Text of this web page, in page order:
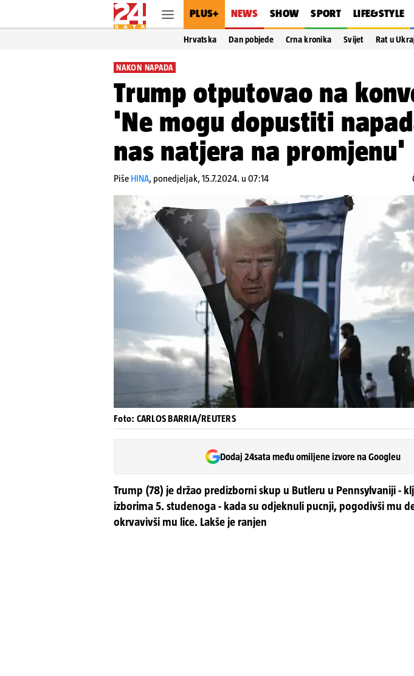
PLUS+ NEWS SHOW SPORT LIFE&STYLE
Hrvatska Dan pobjede Crna kronika Svijet Rat u
NAKON NAPADA
Trump otputovao na
'Ne mogu dopustiti
nas natjera na promjenu'
Piše HINA, ponedjeljak, 15.7.2024. u 07:14
Foto: CARLOS BARRIA/REUTERS
Dodaj 24sata među omiljene izvore na Googleu
Trump (78) je držao predizborni skup u Butleru u Pennsylvaniji -
izborima 5. studenoga - kada su odjeknuli pucnji, pogodivši mu
okrvavivši mu lice. Lakše je ranjen